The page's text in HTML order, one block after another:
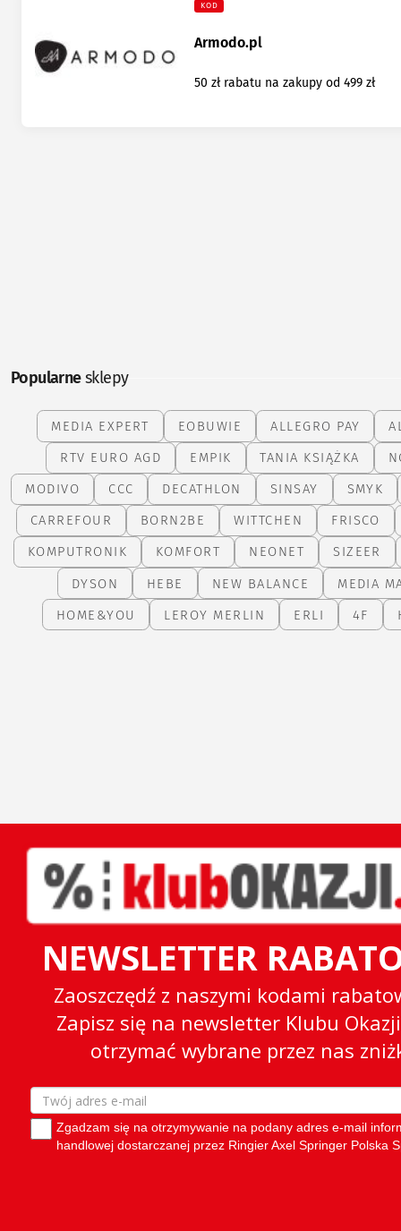
KOD
Armodo.pl
50 zł rabatu na zakupy od 499 zł
Popularnesklepy
MEDIA EXPERT EOBUWIE ALLEGRO PAY
RTV EURO AGD
EMPIK TANIA KSIĄŻKA
MODIVO
CCC DECATHLON SINSAY
SMYK
CARREFOUR
BORN2BE WITTCHEN
FRISCO
KOMPUTRONIK
KOMFORT NEONET
SIZEER
DYSON
HEBE NEW BALANCE
MEDIA
HOME&YOU
LEROY MERLIN ERLI 4F